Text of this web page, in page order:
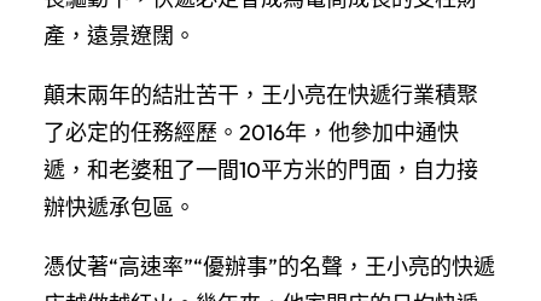
產，遠景遼闊。
顛末兩年的結壯苦干，王小亮在快遞行業積聚
了必定的任務經歷。2016年，他參加中通快
遞，和老婆租了一間10平方米的門面，自力接
辦快遞承包區。
憑仗著“高速率”“優辦事”的名聲，王小亮的快遞